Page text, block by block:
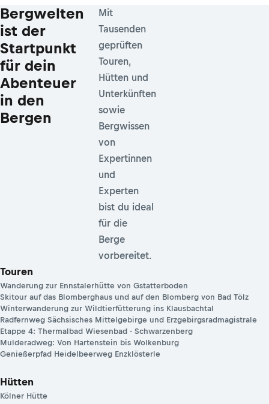
Bergwelten
ist der
Startpunkt
für dein
Abenteuer
in den
Bergen
Mit
Tausenden
geprüften
Touren,
Hütten und
Unterkünften
sowie
Bergwissen
von
Expertinnen
und
Experten
bist du ideal
für die
Berge
vorbereitet.
Touren
Wanderung zur Ennstalerhütte von Gstatterboden
Skitour auf das Blomberghaus und auf den Blomberg von Bad Tölz
Winterwanderung zur Wildtierfütterung ins Klausbachtal
Radfernweg Sächsisches Mittelgebirge und Erzgebirgsradmagistrale
Etappe 4: Thermalbad Wiesenbad - Schwarzenberg
Mulderadweg: Von Hartenstein bis Wolkenburg
Genießerpfad Heidelbeerweg Enzklösterle
Hütten
Kölner Hütte